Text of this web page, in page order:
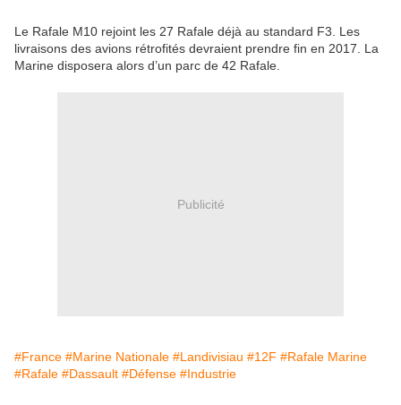
Le Rafale M10 rejoint les 27 Rafale déjà au standard F3. Les
livraisons des avions rétrofités devraient prendre fin en 2017. La
Marine disposera alors d’un parc de 42 Rafale.
Publicité
#France #Marine Nationale #Landivisiau #12F #Rafale Marine
#Rafale #Dassault #Défense #Industrie